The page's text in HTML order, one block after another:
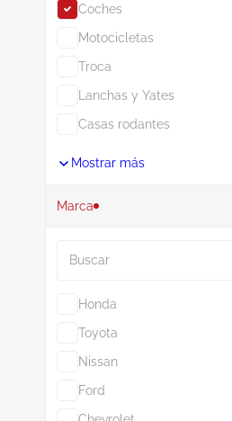
Coches
Motocicletas
Troca
Lanchas y Yates
Casas rodantes
Mostrar más
Marca
Honda
Toyota
Nissan
Ford